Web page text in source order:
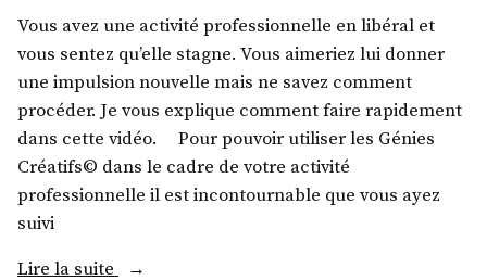
Vous avez une activité professionnelle en libéral et
vous sentez qu’elle stagne. Vous aimeriez lui donner
une impulsion nouvelle mais ne savez comment
procéder. Je vous explique comment faire rapidement
dans cette vidéo. Pour pouvoir utiliser les Génies
Créatifs© dans le cadre de votre activité
professionnelle il est incontournable que vous ayez
suivi
Lire la suite